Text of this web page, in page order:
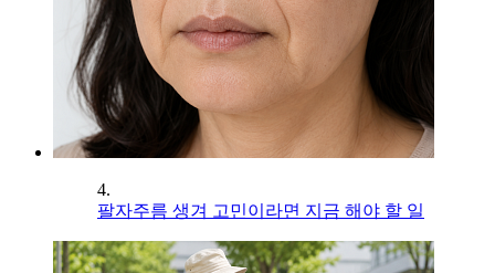
4.
팔자주름 생겨 고민이라면 지금 해야 할 일